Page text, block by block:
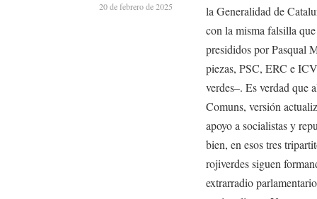
la Generalidad de
con la misma falsilla
presididos por Pasqual
piezas, PSC, ERC e
verdes–. Es verdad que
Comuns, versión
apoyo a socialistas y
bien, en esos tres
rojiverdes siguen
extrarradio
20 de febrero de 2025